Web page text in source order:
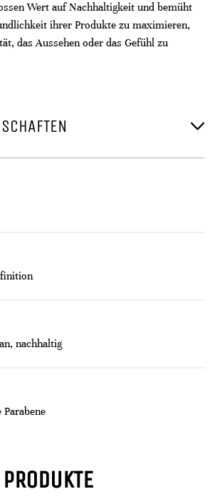
Wert auf Nachhaltigkeit und bemüht
ihrer Produkte zu maximieren,
das Aussehen oder das Gefühl zu
nachhaltig